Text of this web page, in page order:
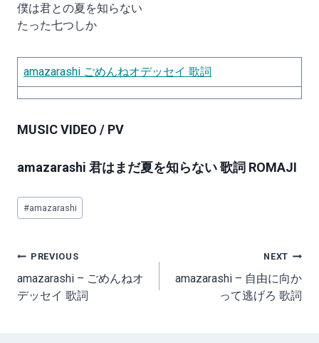
僕は君との夏を知らない
たった七つしか
amazarashi ごめんねオデッセイ 歌詞
MUSIC VIDEO / PV
amazarashi 君はまだ夏を知らない 歌詞 ROMAJI
Post
Tags:
#amazarashi
Post
navigation
PREVIOUS
amazarashi – ごめんねオ
デッセイ 歌詞
NEXT
amazarashi – 自由に向か
って逃げろ 歌詞